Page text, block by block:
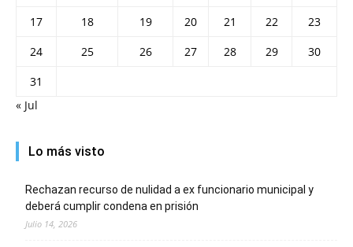
17
18 19 20 21 22
23
24
25 26 27 28 29
30
31
« Jul
Lo más visto
Rechazan recurso de nulidad a ex funcionario municipal y
deberá cumplir condena en prisión
Julio 14, 2026